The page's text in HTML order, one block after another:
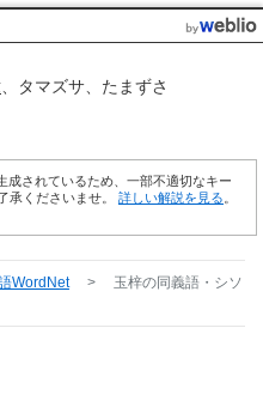
タマズサ たまずさ
成されているため、一部不適切なキー
承くださいませ。 詳しい解説を見る。
WordNet > 玉梓の同義語・シソ